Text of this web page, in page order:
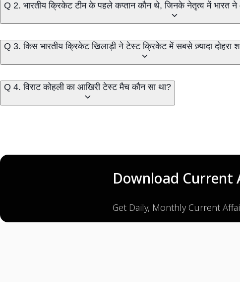
Q 2. भारतीय क्रिकेट टीम के पहले कप्तान कौन थे, जिनके नेतृत्व में भारत ने
Q 3. किस भारतीय क्रिकेट खिलाड़ी ने टेस्ट क्रिकेट में सबसे ज़्यादा दोहरा
Q 4. विराट कोहली का आखिरी टेस्ट मैच कौन सा था?
Download Current
Get Daily, Monthly Current